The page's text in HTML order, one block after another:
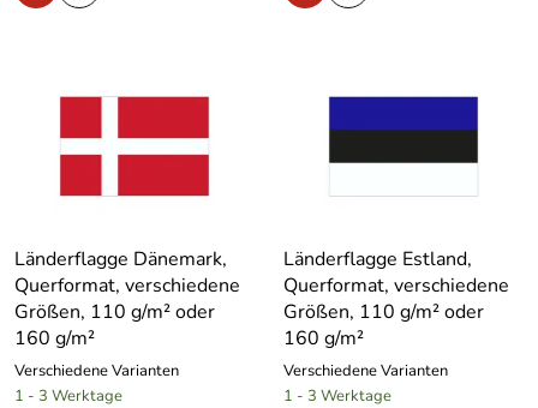
Länderflagge Dänemark,
Querformat, verschiedene
Größen, 110 g/m² oder
160 g/m²
Verschiedene Varianten
1 - 3 Werktage
Länderflagge Estland,
Querformat, verschiedene
Größen, 110 g/m² oder
160 g/m²
Verschiedene Varianten
1 - 3 Werktage